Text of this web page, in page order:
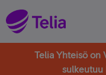
Telia Yhteisö on
sulkeutuu